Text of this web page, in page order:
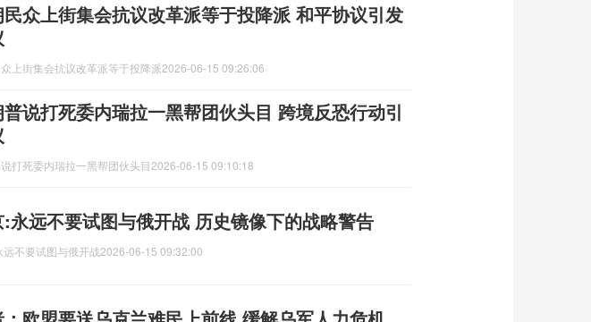
众上街集会抗议改革派等于投降派 和平协议引发
上街集会抗议改革派等于投降派2026-06-15 09:26:06
说打死委内瑞拉一黑帮团伙头目 跨境反恐行动引
打死委内瑞拉一黑帮团伙头目2026-06-15 09:10:18
永远不要试图与俄开战 历史镜像下的战略警告
远不要试图与俄开战2026-06-15 09:32:00